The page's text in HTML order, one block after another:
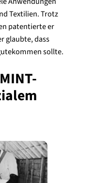
Textilien. Trotz
patentierte er
glaubte, dass
sollte.